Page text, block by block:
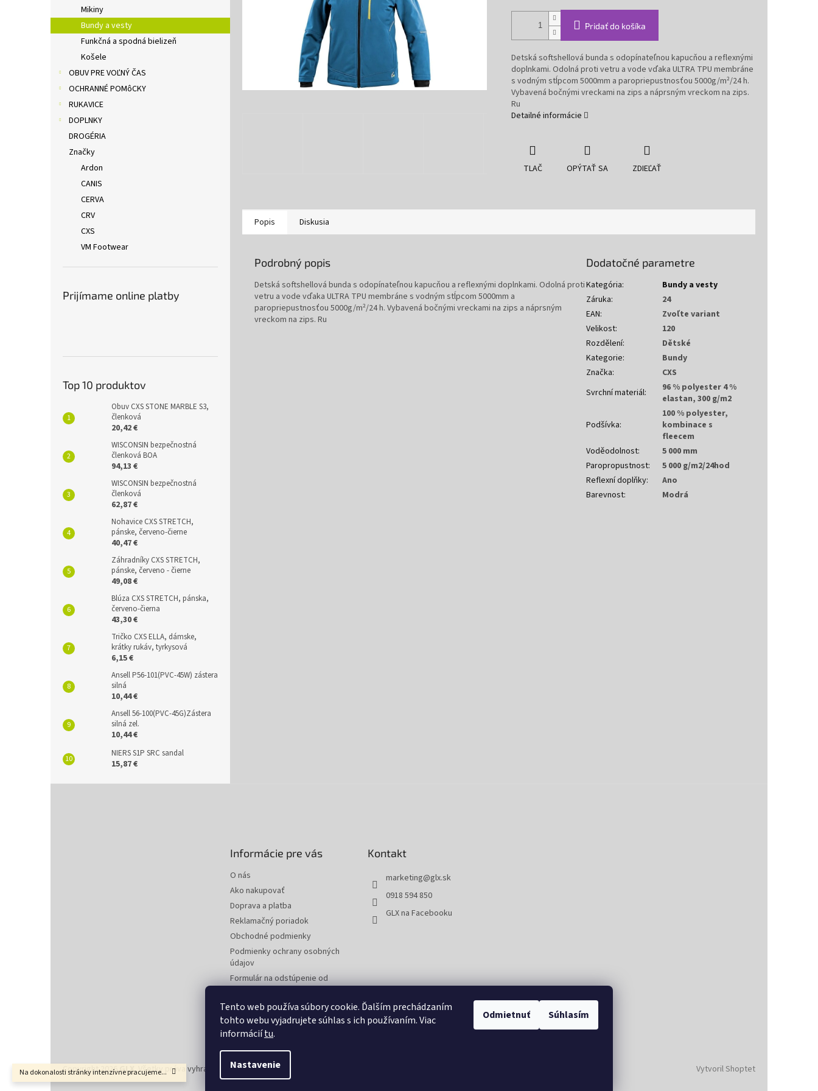
Tento web používa súbory cookie. Ďalším prechádzaním
tohto webu vyjadrujete súhlas s ich používaním. Viac
informáciítu.
Nastavenie
Odmietnuť Súhlasím
Na dokonalosti stránky intenzívne pracujeme...
Mikiny
Bundy a vesty
Funkčná a spodná bielizeň
Košele
OBUV PRE VOĽNÝ ČAS
OCHRANNÉ POMôCKY
RUKAVICE
DOPLNKY
DROGÉRIA
Značky
Ardon
CANIS
CERVA
CRV
CXS
VM Footwear
Prijímame online platby
Top 10 produktov
Obuv CXS STONE MARBLE S3,
členková
20,42 €
WISCONSIN bezpečnostná
členková BOA
94,13 €
WISCONSIN bezpečnostná
členková
62,87 €
Nohavice CXS STRETCH,
pánske, červeno-čierne
40,47 €
Záhradníky CXS STRETCH,
pánske, červeno - čierne
49,08 €
Blúza CXS STRETCH, pánska,
červeno-čierna
43,30 €
Tričko CXS ELLA, dámske,
krátky rukáv, tyrkysová
6,15 €
Ansell P56-101(PVC-45W) zástera
silná
10,44 €
Ansell 56-100(PVC-45G)Zástera
silná zel.
10,44 €
NIERS S1P SRC sandal
15,87 €
Pridať do košíka
Detská softshellová bunda s odopínateľnou kapucňou a reflexnými
doplnkami. Odolná proti vetru a vode vďaka ULTRA TPU membráne
s vodným stĺpcom 5000mm a paropriepustnosťou 5000g/m²/24 h.
Vybavená bočnými vreckami na zips a náprsným vreckom na zips.
Ru
Detailné informácie
TLAČ OPÝTAŤ SA ZDIEĽAŤ
Popis Diskusia
Podrobný popis
Detská softshellová bunda s odopínateľnou kapucňou a reflexnými doplnkami. Odolná proti
vetru a vode vďaka ULTRA TPU membráne s vodným stĺpcom 5000mm a
paropriepustnosťou 5000g/m²/24 h. Vybavená bočnými vreckami na zips a náprsným
vreckom na zips. Ru
Dodatočné parametre
Kategória:
Bundy a vesty
Záruka:
24
EAN:
Zvoľte variant
Velikost:
120
Rozdělení:
Dětské
Kategorie:
Bundy
Značka:
CXS
Svrchní materiál:
96 % polyester 4 %
elastan, 300 g/m2
Podšívka:
100 % polyester,
kombinace s
fleecem
Voděodolnost:
5 000 mm
Paropropustnost:
5 000 g/m2/24hod
Reflexní doplňky:
Ano
Barevnost: Modrá
Informácie pre vás
O nás
Ako nakupovať
Doprava a platba
Reklamačný poriadok
Obchodné podmienky
Podmienky ochrany osobných
údajov
Formulár na odstúpenie od
Formulár na reklamáciu tovaru
Kontakty
Kontakt
marketing@glx.sk
0918 594 850
GLX na Facebooku
Vytvoril Shoptet
Copyright 2026GLX. Všetky práva vyhradené. Upraviť nastavenie cookies